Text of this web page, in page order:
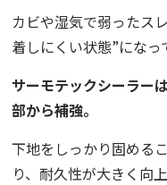
カビや湿気で弱ったス
着しにくい状態”になっ
サーモテックシーラー
部から補強。
下地をしっかり固める
り、耐久性が大きく向上